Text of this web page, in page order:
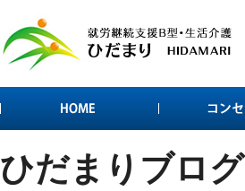
ひだまりブログ